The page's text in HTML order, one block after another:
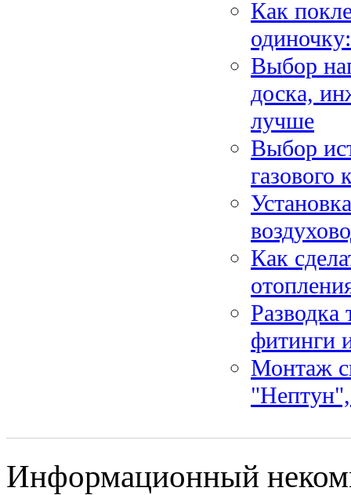
Как
Выбор
доска,
лучше
Выбор
газового
Как
Разводка
фитинги
Монтаж
Информационный